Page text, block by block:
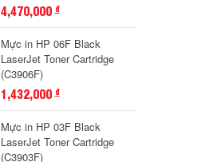
4,470,000đ
Mực in HP 06F Black
LaserJet Toner Cartridge
(C3906F)
1,432,000đ
Mực in HP 03F Black
LaserJet Toner Cartridge
(C3903F)